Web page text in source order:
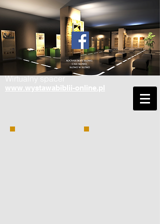
Wirtualny spacer
www.wystawabiblii-online.pl